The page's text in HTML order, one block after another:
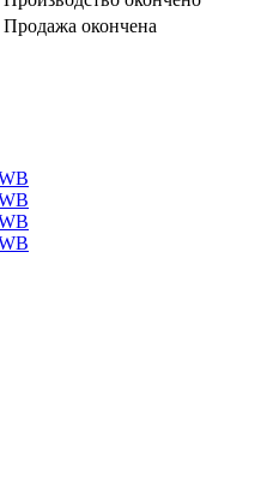
Продажа окончена